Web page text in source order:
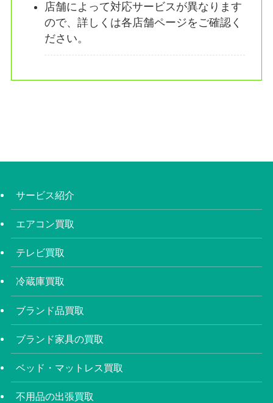
店舗によって対応サービスが異なります
ので、詳しくは各店舗ページをご確認く
ださい。
サービス紹介
エアコン買取
テレビ買取
冷蔵庫買取
ブランド品買取
ブランド家具の買取
ベッド・マットレス買取
不用品の出張買取